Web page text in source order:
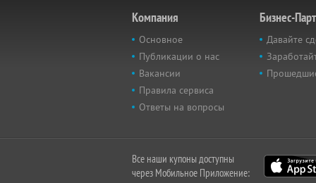
Компания
Основное
Публикации о нас
Вакансии
Правила сервиса
Ответы на вопросы
Бизнес-
Давайте
Все наши купоны доступны
через Мобильное Приложение: